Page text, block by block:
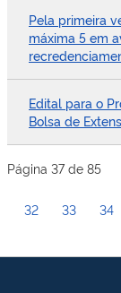
Pela primeira
máxima 5 em
Edital para o
Bolsa de
Página 37 de 85
32 33 34